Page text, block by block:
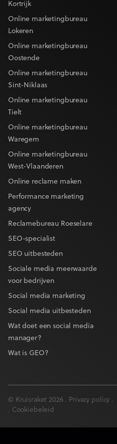
Kortrijk
Online marketingbureau
Lokeren
Online marketingbureau
Oostende
Online marketingbureau
Sint-Niklaas
Online marketingbureau
Tielt
Online marketingbureau
Waregem
Online marketingbureau
West-Vlaanderen
Online reclame maken
Performance marketing
agency
Reclamebureau Roeselare
SEO-specialist
SEO uitbesteden
Sociale media meerwaarde
voor bedrijven
Social media marketing
Social media uitbesteden
Wat doet een social media
manager?
Wat is GEO?
© Kruisraket 2026 . Privacy policy .
. Cookiebeleid